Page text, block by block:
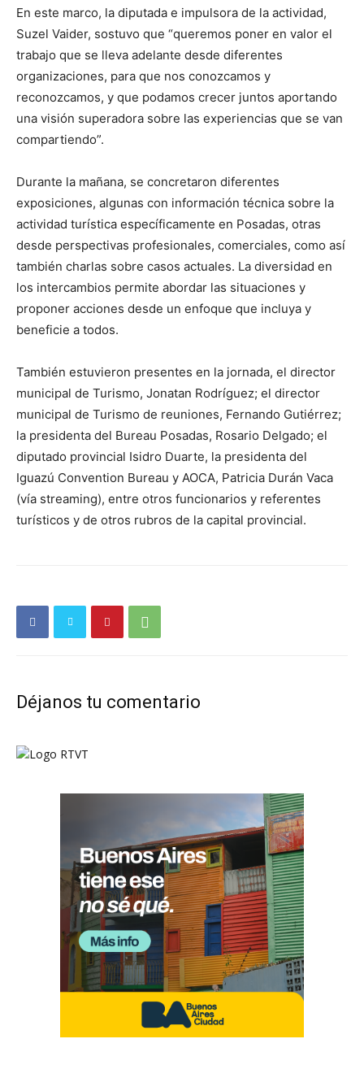
En este marco, la diputada e impulsora de la actividad,
Suzel Vaider, sostuvo que “queremos poner en valor el
trabajo que se lleva adelante desde diferentes
organizaciones, para que nos conozcamos y
reconozcamos, y que podamos crecer juntos aportando
una visión superadora sobre las experiencias que se van
compartiendo”.
Durante la mañana, se concretaron diferentes
exposiciones, algunas con información técnica sobre la
actividad turística específicamente en Posadas, otras
desde perspectivas profesionales, comerciales, como así
también charlas sobre casos actuales. La diversidad en
los intercambios permite abordar las situaciones y
proponer acciones desde un enfoque que incluya y
beneficie a todos.
También estuvieron presentes en la jornada, el director
municipal de Turismo, Jonatan Rodríguez; el director
municipal de Turismo de reuniones, Fernando Gutiérrez;
la presidenta del Bureau Posadas, Rosario Delgado; el
diputado provincial Isidro Duarte, la presidenta del
Iguazú Convention Bureau y AOCA, Patricia Durán Vaca
(vía streaming), entre otros funcionarios y referentes
turísticos y de otros rubros de la capital provincial.
Déjanos tu comentario